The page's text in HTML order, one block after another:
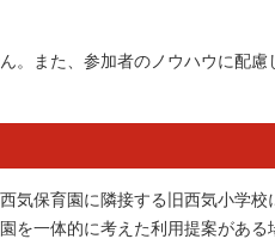
。また、参加者のノウハウに配
気保育園に隣接する旧西気小学校
を一体的に考えた利用提案があ